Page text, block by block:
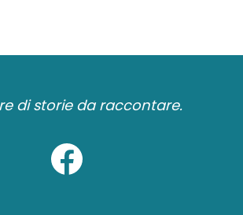
di storie da raccontare.